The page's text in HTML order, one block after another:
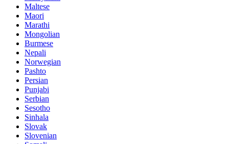
Maltese
Maori
Marathi
Mongolian
Burmese
Nepali
Norwegian
Pashto
Persian
Punjabi
Serbian
Sesotho
Sinhala
Slovak
Slovenian